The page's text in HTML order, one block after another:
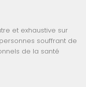
et exhaustive sur
souffrant de
de la santé